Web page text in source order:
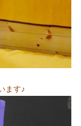
ます♪